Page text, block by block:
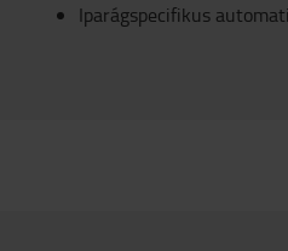
Iparágspecifikus